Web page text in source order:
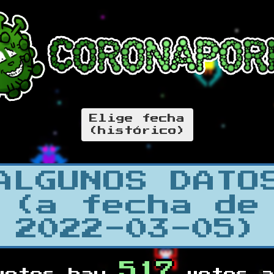
Elige fecha
(histórico)
(a fecha de
2022-03-05)